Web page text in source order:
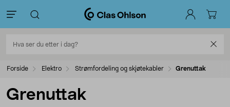
Forside Elektro Strømfordeling og skjøtekabler Grenuttak
Grenuttak